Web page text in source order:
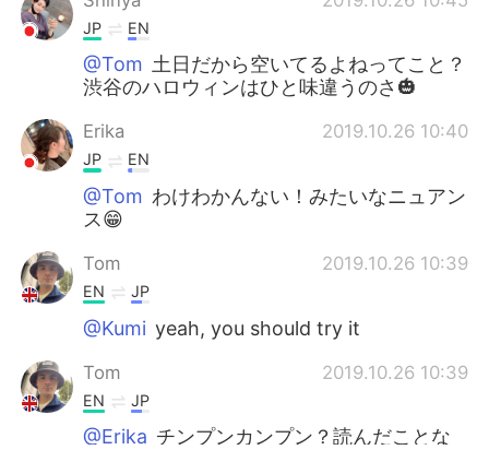
JP EN
@Tom 土日だから空いてるよねってこと？
渋谷のハロウィンはひと味違うのさ🎃
Erika 2019.10.26 10:40
JP EN
@Tom わけわかんない！みたいなニュアン
ス😁
Tom 2019.10.26 10:39
EN JP
@Kumi yeah, you should try it
Tom 2019.10.26 10:39
EN JP
@Erika チンプンカンプン？読んだことな